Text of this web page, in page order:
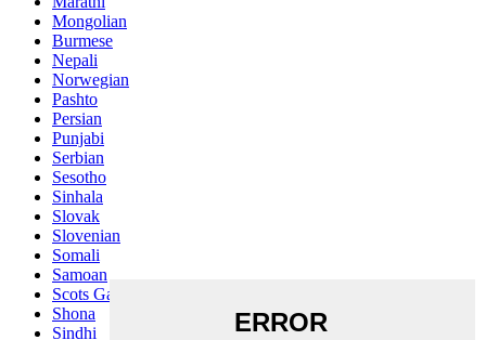
Mongolian
Burmese
Nepali
Norwegian
Pashto
Persian
Punjabi
Serbian
Sesotho
Sinhala
Slovak
Slovenian
Somali
Samoan
Scots Gaelic
Shona
Sindhi